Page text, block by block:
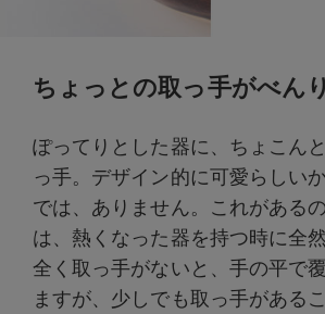
ちょっとの取っ手がべん
ぽってりとした器に、ちょこん
っ手。デザイン的に可愛らしい
では、ありません。これがある
は、熱くなった器を持つ時に全
全く取っ手がないと、手の平で
ますが、少しでも取っ手がある